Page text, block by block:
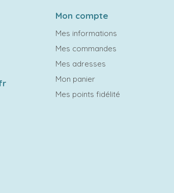
Mon compte
Mes informations
Mes commandes
Mes adresses
Mon panier
Mes points fidélité